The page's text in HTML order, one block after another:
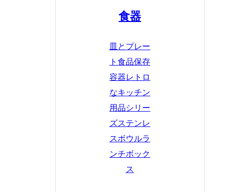
食器
皿とプレー
ト 食品保存
容器レトロ
なキッチン
用品シリー
ズステンレ
スボウルラ
ンチボック
ス